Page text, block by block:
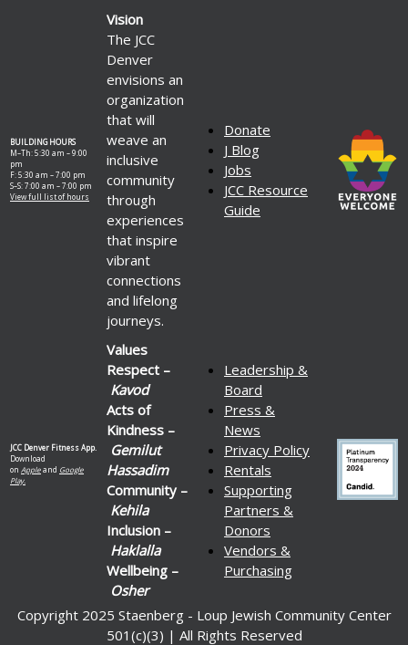
BUILDING HOURS
M–Th: 5:30 am – 9:00
pm
F: 5:30 am – 7:00 pm
S–S: 7:00 am – 7:00 pm
View full list of hours
Vision
The JCC
Denver
envisions an
organization
that will
weave an
inclusive
community
through
experiences
that inspire
vibrant
connections
and lifelong
journeys.
Donate
J Blog
Jobs
JCC Resource
Guide
JCC Denver Fitness App.
Download
on Appleand Google
Play.
Values
Respect –
Kavod
Acts of
Kindness –
Gemilut
Hassadim
Community –
Kehila
Inclusion –
Haklalla
Wellbeing –
Osher
Leadership &
Board
Press &
News
Privacy Policy
Rentals
Supporting
Partners &
Donors
Vendors &
Purchasing
Copyright 2025 Staenberg - Loup Jewish Community Center
501(c)(3) | All Rights Reserved